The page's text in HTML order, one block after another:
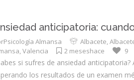
anticipatoria:
Psicología Almansa Albacete,
,Valencia 2 meseshace 9
si sufres de ansiedad
los resultados de un examen